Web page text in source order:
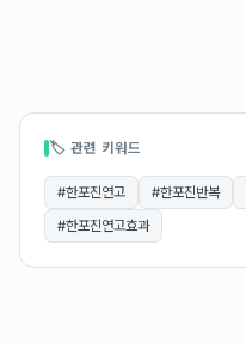
🏷 관련 키워드
#한포진연고 #한포진반복
#한포진연고효과